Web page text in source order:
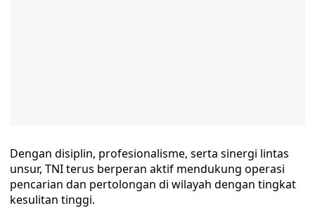
Dengan disiplin, profesionalisme, serta sinergi lintas
unsur, TNI terus berperan aktif mendukung operasi
pencarian dan pertolongan di wilayah dengan tingkat
kesulitan tinggi.